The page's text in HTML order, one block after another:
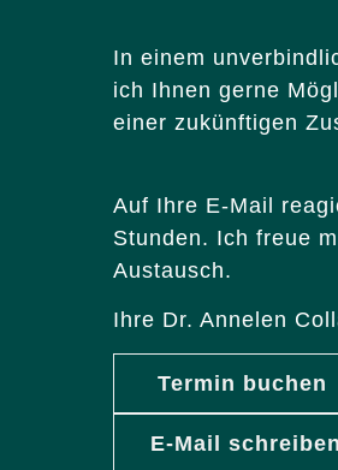
In einem
ich Ihnen gerne
einer zukünftigen
Auf Ihre E-Mail
Stunden. Ich freue
Austausch.
Ihre Dr. Annelen
Termin buchen
E-Mail schreiben